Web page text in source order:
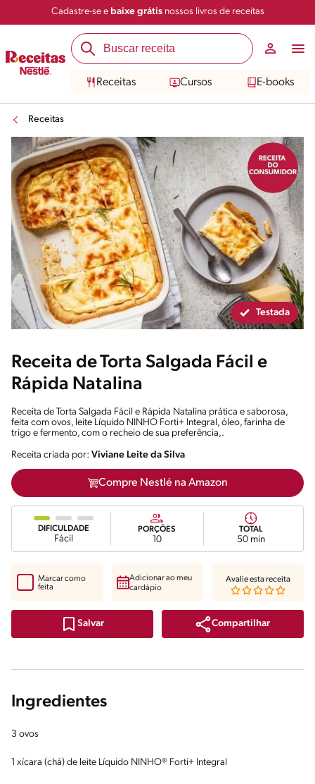
Cadastre-se e baixe grátisnossos livros de receitas
Receitas Cursos E-books
Receitas
Salvar Compartilhar
Testada
Receita de Torta Salgada Fácil e
Rápida Natalina
Receita de Torta Salgada Fácil e Rápida Natalina prática e saborosa,
feita com ovos, leite Líquido NINHO Forti+ Integral, óleo, farinha de
trigo e fermento, com o recheio de sua preferência,.
Receita criada por: Viviane Leite da Silva
Compre Nestlé na Amazon
DIFICULDADE
Fácil
PORÇÕES
10
TOTAL
50 min
Salvar Compartilhar
Marcar como
feita
Adicionar ao meu
cardápio
Avalie esta receita
Ingredientes
3 ovos
1 xícara (chá) de leite Líquido NINHO® Forti+ Integral